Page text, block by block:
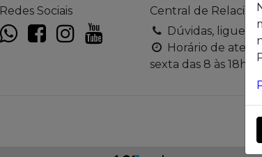
Redes Sociais
Central de
Dúvidas, ligue
Horário de
sexta das 8 às 18h